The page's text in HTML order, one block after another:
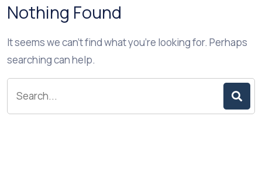
Nothing Found
It seems we can’t find what you’re looking for. Perhaps
searching can help.